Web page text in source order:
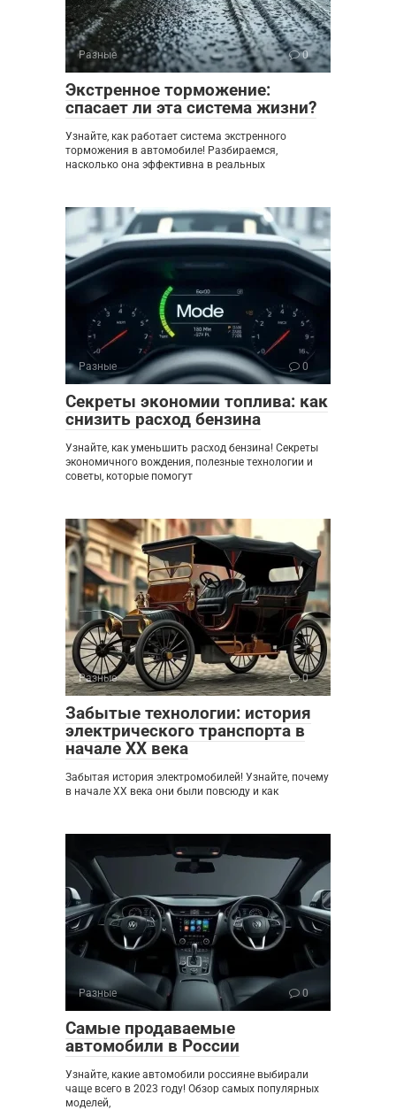
Разные 0
Экстренное торможение:
спасает ли эта система жизни?
Узнайте, как работает система экстренного
торможения в автомобиле! Разбираемся,
насколько она эффективна в реальных
Разные 0
Секреты экономии топлива: как
снизить расход бензина
Узнайте, как уменьшить расход бензина! Секреты
экономичного вождения, полезные технологии и
советы, которые помогут
Разные 0
Забытые технологии: история
электрического транспорта в
начале XX века
Забытая история электромобилей! Узнайте, почему
в начале XX века они были повсюду и как
Разные 0
Самые продаваемые
автомобили в России
Узнайте, какие автомобили россияне выбирали
чаще всего в 2023 году! Обзор самых популярных
моделей,